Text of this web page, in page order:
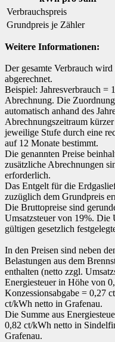
Verbrauchspreis
Grundpreis je Zähler
Weitere Informationen:
Der gesamte Verbrauch
abgerechnet.
Beispiel: Jahresverbrauch
Abrechnung. Die
automatisch anhand des
Abrechnungszeitraum
jeweilige Stufe durch eine
auf 12 Monate bestimmt.
Die genannten Preise
zusätzliche Abrechnungen
erforderlich.
Das Entgelt für die
zuzüglich dem Grundpreis
Die Bruttopreise sind
Umsatzsteuer von 19%. Die
gültigen gesetzlich
In den Preisen sind neben
Belastungen aus dem
enthalten (netto zzgl.
Energiesteuer in Höhe von
Konzessionsabgabe = 0,27
ct/kWh netto in Grafenau.
Die Summe aus
0,82 ct/kWh netto in
Grafenau.